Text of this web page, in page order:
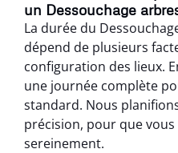
un Dessouchage
La durée du
dépend de plusieurs
configuration des lieux.
une journée complète
standard. Nous
précision, pour que
sereinement.